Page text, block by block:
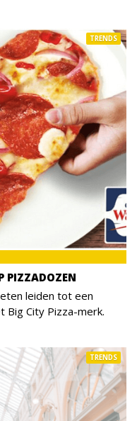
PIZZADOZEN
TRENDS
leiden tot een
Big City Pizza-merk.
TRENDS